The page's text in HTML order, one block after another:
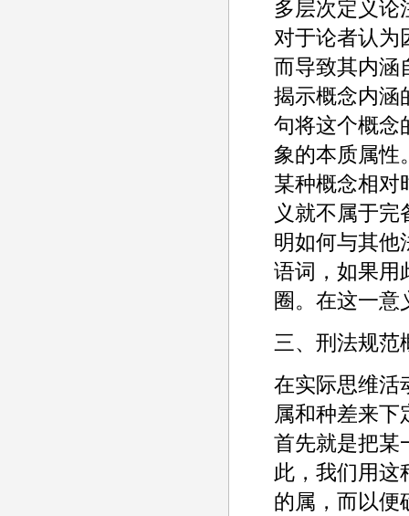
多层次定义论
对于论者认为
而导致其内涵
揭示概念内涵
句将这个概念
象的本质属性
某种概念相对
义就不属于
明如何与其他
语词，如果用
圈。在这一意
三、刑法规范
在实际思维活
属和种差来下
首先就是把某
此，我们用这
的属，而以便